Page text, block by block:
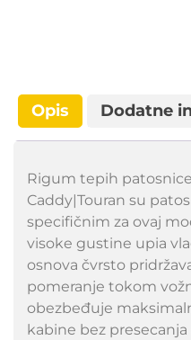
Opis Dodatne
Rigum tepih
Caddy|Touran su
specifičnim za ovaj
visoke gustine upia
osnova čvrsto
pomeranje tokom
obezbeđuje
kabine bez